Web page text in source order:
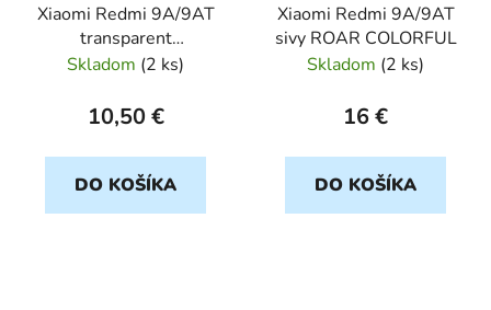
Xiaomi Redmi 9A/9AT
transparent
ULTRASLIM
Skladom (2 ks)
10,50 €
DO KOŠÍKA
Xiaomi Redmi 9A/9AT
sivy ROAR COLORFUL
Skladom (2 ks)
16 €
DO KOŠÍKA